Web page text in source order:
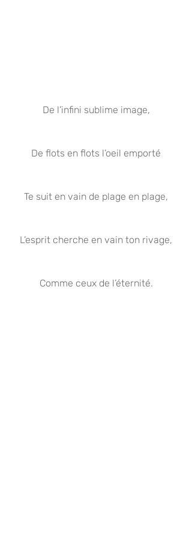
De l’infini sublime image,
De flots en flots l’oeil emporté
Te suit en vain de plage en plage,
L’esprit cherche en vain ton rivage,
Comme ceux de l’éternité.